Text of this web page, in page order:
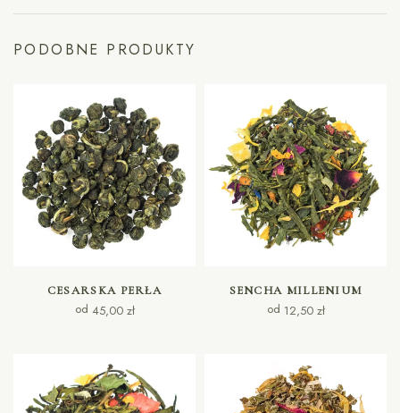
PODOBNE PRODUKTY
WYBIERZ OPCJE
CESARSKA PERŁA
od 45,00 zł
WYBIERZ OPCJE
SENCHA MILLENIUM
od 12,50 zł